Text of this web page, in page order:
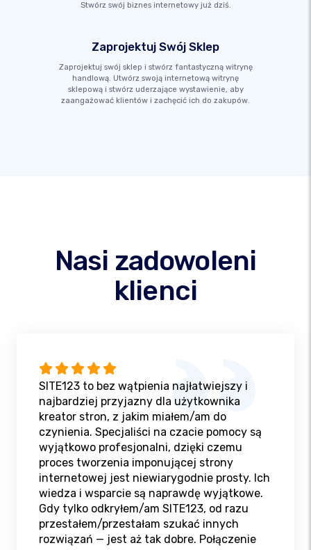
Stwórz swój biznes internetowy już dziś.
Zaprojektuj Swój Sklep
Zaprojektuj swój sklep i stwórz fantastyczną witrynę
handlową. Utwórz swoją internetową witrynę
sklepową i stwórz uderzające wystawienie, aby
zaangażować klientów i zachęcić ich do zakupów.
Nasi zadowoleni
klienci
SITE123 to bez wątpienia najłatwiejszy i
najbardziej przyjazny dla użytkownika
kreator stron, z jakim miałem/am do
czynienia. Specjaliści na czacie pomocy są
wyjątkowo profesjonalni, dzięki czemu
proces tworzenia imponującej strony
internetowej jest niewiarygodnie prosty. Ich
wiedza i wsparcie są naprawdę wyjątkowe.
Gdy tylko odkryłem/am SITE123, od razu
przestałem/przestałam szukać innych
rozwiązań — jest aż tak dobre. Połączenie